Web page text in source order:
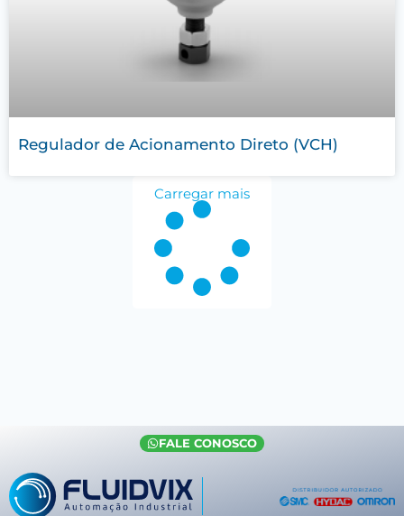
Regulador de Acionamento Direto (VCH)
Carregar mais
FALE CONOSCO